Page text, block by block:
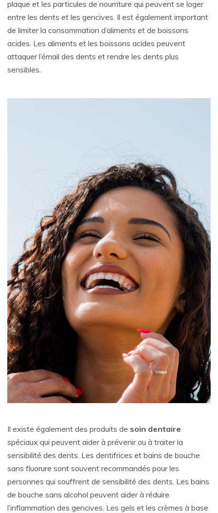
plaque et les particules de nourriture qui peuvent se loger
entre les dents et les gencives. Il est également important
de limiter la consommation d’aliments et de boissons
acides. Les aliments et les boissons acides peuvent
attaquer l’émail des dents et rendre les dents plus
sensibles.
Il existe également des produits de soin dentaire
spéciaux qui peuvent aider à prévenir ou à traiter la
sensibilité des dents. Les dentifrices et bains de bouche
sans fluorure sont souvent recommandés pour les
personnes qui souffrent de sensibilité des dents. Les bains
de bouche sans alcohol peuvent aider à réduire
l’inflammation des gencives. Les gels et les crèmes à base